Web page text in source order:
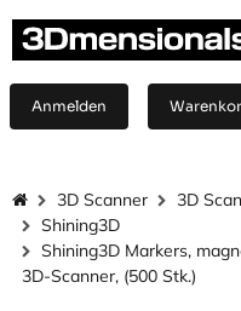
Anmelden
3D Scanner
3D
Shining3D
Shining3D Markers,
3D-Scanner, (500 Stk.)